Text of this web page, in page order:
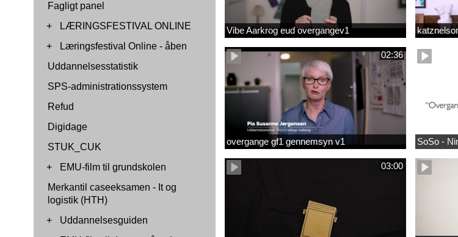
Fagligt panel
+
LÆRINGSFESTIVAL ONLINE
+
Læringsfestival Online - åben
Uddannelsesstatistik
SPS-administrationssystem
Refud
Digidage
STUK_CUK
+
EMU-film til grundskolen
Merkantil caseeksamen - It og
logistik (HTH)
+
Uddannelsesguiden
Vibe Aarkrog eud overgangev1
02:36
overgange gf1 gennemsyn v1 SoSo -
03:00